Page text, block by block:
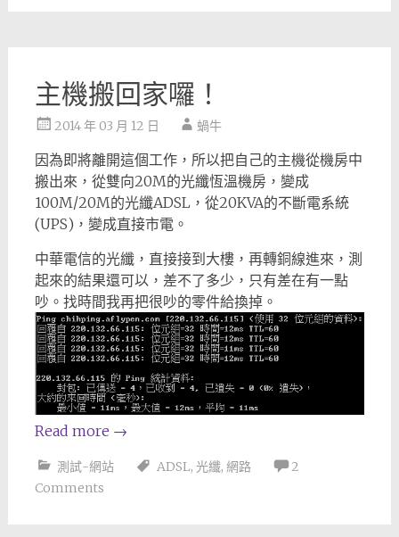
主機搬回家囉！
2014 年 03 月 12 日 蝸牛
因為即將離開這個工作，所以把自己的主機從機房中
搬出來，從雙向20M的光纖恆溫機房，變成
100M/20M的光纖ADSL，從20KVA的不斷電系統
(UPS)，變成直接市電。
中華電信的光纖，直接接到大樓，再轉銅線進來，測
起來的結果還可以，差不了多少，只有差在有一點
吵。找時間我再把很吵的零件給換掉。
Read more →
測試-網站 ADSL, 光纖, 網路
2
Comments